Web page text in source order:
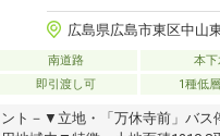
広島県広島市東区中山
南道路
本下
即引渡し可 1種低
ト－▼立地・「万休寺前」バス